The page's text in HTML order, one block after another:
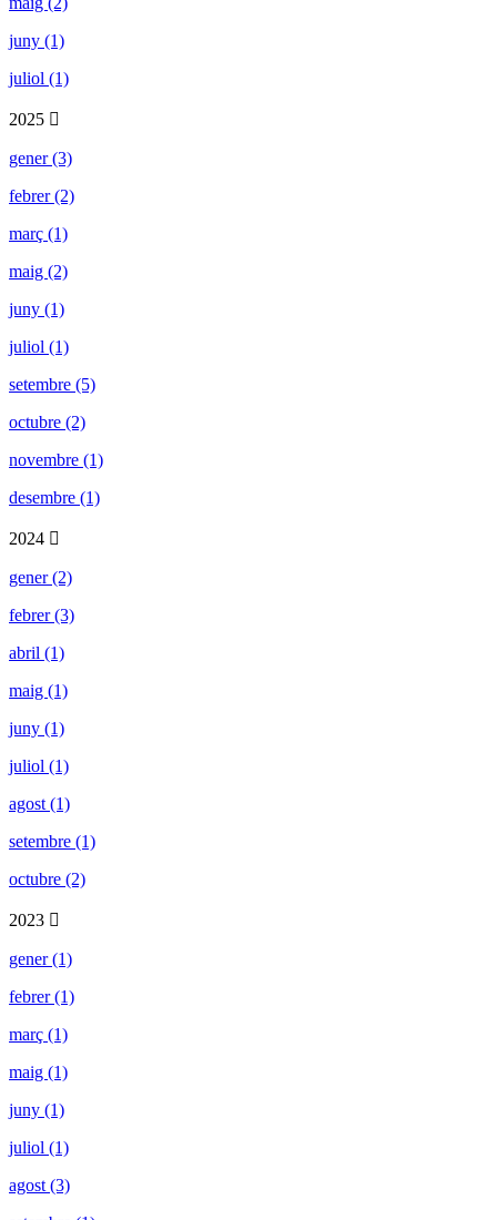
juny (1)
juliol (1)
2025
gener (3)
febrer (2)
març (1)
maig (2)
juny (1)
juliol (1)
setembre (5)
octubre (2)
novembre (1)
desembre (1)
2024
gener (2)
febrer (3)
abril (1)
maig (1)
juny (1)
juliol (1)
agost (1)
setembre (1)
octubre (2)
2023
gener (1)
febrer (1)
març (1)
maig (1)
juny (1)
juliol (1)
agost (3)